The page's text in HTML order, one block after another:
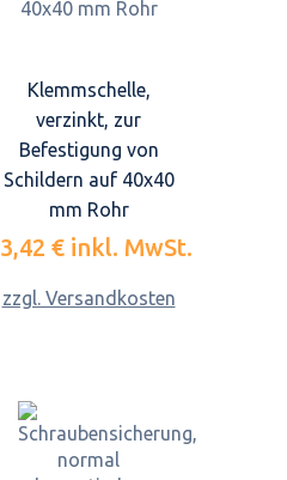
Klemmschelle,
verzinkt, zur
Befestigung von
Schildern auf 40x40
mm Rohr
3,42 € inkl. MwSt.
zzgl. Versandkosten